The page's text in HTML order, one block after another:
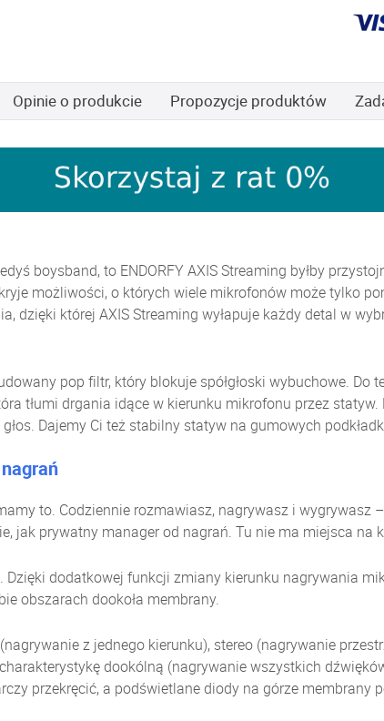
Opinieo produkcie Propozycje produktów
boysband, to ENDORFY AXIS Streaming byłby
możliwości, o których wiele mikrofonów może tylko
dzięki której AXIS Streaming wyłapuje każdy detal w
pop filtr, który blokuje spółgłoski wybuchowe. Do
tłumi drgania idące w kierunku mikrofonu przez
Dajemy Ci też stabilny statyw na gumowych
to. Codziennie rozmawiasz, nagrywasz i wygrywasz
jak prywatny manager od nagrań. Tu nie ma miejsca na
Dzięki dodatkowej funkcji zmiany kierunku nagrywania
obszarach dookoła membrany.
z jednego kierunku), stereo (nagrywanie
dookólną (nagrywanie wszystkich
przekręcić, a podświetlane diody na górze membrany